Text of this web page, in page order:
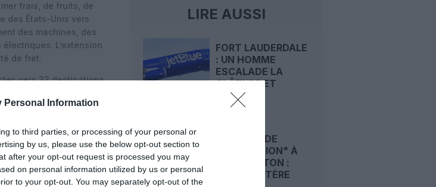
Personal Information
to third parties, or processing of your personal or
by us, please use the below opt-out section to
after your opt-out request is processed you may
on personal information utilized by us or personal
to your opt-out. You may separately opt-out of the
frais, de fruits, de
des États-Unis vers
des machines, des
L’extension
de fret.
vers 32 destinations
nouveau service Qantas
LIRE AUSSI
FORT LAUDERDALE
: UN HOMME
ESCALADE LA
CLÔTURE ET
PASSE...
INCIDENT DE
"SÉPARATION" À
WASHINGTON :
L’HÉLICOPTÈRE